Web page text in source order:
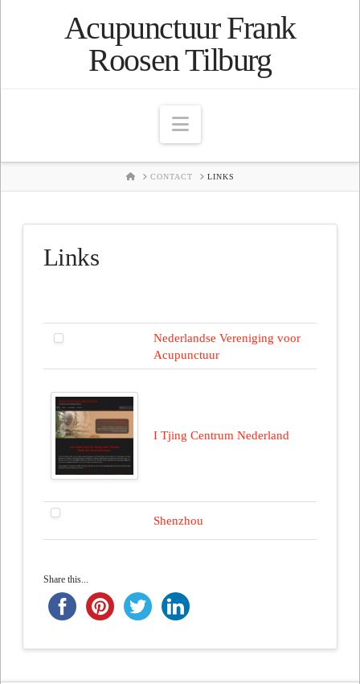
Acupunctuur Frank
Roosen Tilburg
Navigation
HOMECONTACT LINKS
Links
Nederlandse Vereniging voor
Acupunctuur
I Tjing Centrum Nederland
Shenzhou
Share this...